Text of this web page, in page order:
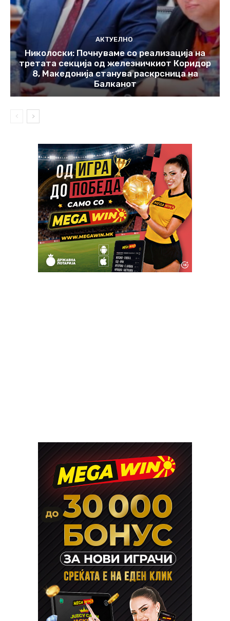
АКТУЕЛНО
Николоски: Почнуваме со реализација на
третата секција од железничкиот Коридор
8, Македонија станува раскрсница на
Балканот